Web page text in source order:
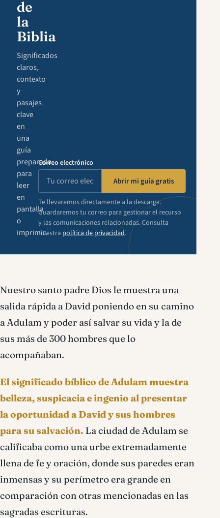
de
la
Biblia
Significados
claros,
contexto
y
pasajes
clave
en
una
guía
preparada
para
leer
en
pantalla
o
imprimir.
Correo electrónico
Abrir mi guía gratis
Te llevaremos directamente a la descarga.
Guardaremos tu correo para gestionar el recurso
y las comunicaciones relacionadas. Consulta
nuestra política de privacidad.
Nuestro santo padre Dios le muestra una
salida rápida a David poniendo en su camino
a Adulam y poder así salvar su vida y la de
sus más de 300 hombres que lo
acompañaban.
El significado bíblico de Adulam muestra
belleza, suspicacia e ingenio al presentar
la oportunidad a David y sus hombres
para su salvación. La ciudad de Adulam se
calificaba como una urbe extremadamente
llena de fe y oración, donde sus paredes eran
inmensas y su perímetro era grande en
comparación con otras mencionadas en las
sagradas escrituras.